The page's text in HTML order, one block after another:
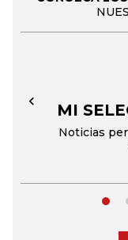
MI
Noticias
←